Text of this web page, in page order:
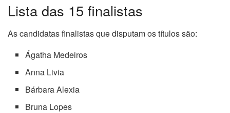
Lista das 15 finalistas
As candidatas finalistas que disputam os títulos são:
Ágatha Medeiros
Anna Livia
Bárbara Alexia
Bruna Lopes